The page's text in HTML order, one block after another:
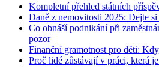
Kompletní přehled státních
Daně z nemovitosti 2025: Dejte
Co obnáší podnikání při
pozor
Finanční gramotnost pro děti:
Proč lidé zůstávají v práci, která